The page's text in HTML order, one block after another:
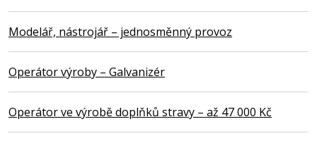
Modelář, nástrojář – jednosměnný provoz
Operátor výroby – Galvanizér
Operátor ve výrobě doplňků stravy – až 47 000 Kč